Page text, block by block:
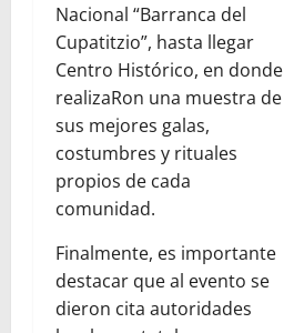
Nacional “Barranca del
Cupatitzio”, hasta llegar
Centro Histórico, en donde
realizaRon una muestra de
sus mejores galas,
costumbres y rituales
propios de cada
comunidad.
Finalmente, es importante
destacar que al evento se
dieron cita autoridades